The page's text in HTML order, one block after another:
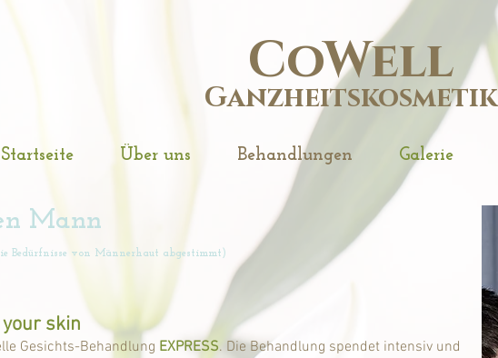
CoWell
Ganzheitskosmetik
Startseite Über uns Behandlungen Galerie
Mann
Bedürfnisse von Männerhaut abgestimmt)
your skin
Gesichts-Behandlung EXPRESS. Die Behandlung spendet intensiv und